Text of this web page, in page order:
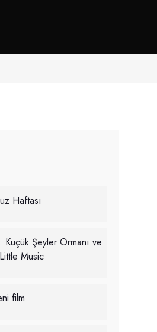
Haftası
Şeyler Ormanı ve
Music
film